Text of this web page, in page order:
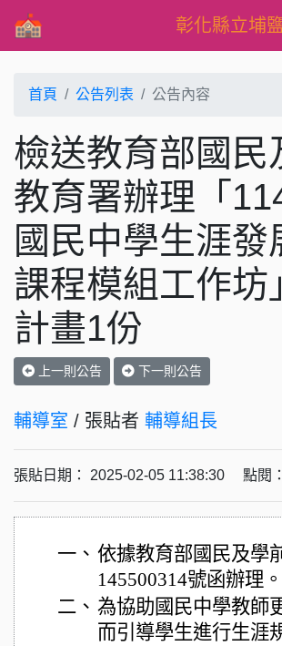
彰化縣立埔
首頁 公告列表 公告內容
檢送教育部國民
教育署辦理「
國民中學生涯發
課程模組工作坊
計畫1份
上一則公告 下一則公告
輔導室 / 張貼者 輔導組長
張貼日期： 2025-02-05 11:38:30 點閱：
一、 依據教育部國民及學
145500314號函辦理。
二、 為協助國民中學教師
而引導學生進行生涯